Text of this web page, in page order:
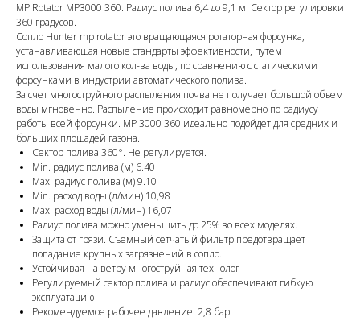
MP Rotator МР3000 360. Радиус полива 6,4 до 9,1 м. Сектор регулировки
360 градусов.
Сопло Hunter mp rotator это вращающаяся ротаторная форсунка,
устанавливающая новые стандарты эффективности, путем
использования малого кол-ва воды, по сравнению с статическими
форсунками в индустрии автоматического полива.
За счет многоструйного распыления почва не получает большой объем
воды мгновенно. Распыление происходит равномерно по радиусу
работы всей форсунки. MP 3000 360 идеально подойдет для средних и
больших площадей газона.
Сектор полива 360°. Не регулируется.
Min. радиус полива (м) 6.40
Max. радиус полива (м) 9.10
Min. расход воды (л/мин) 10,98
Max. расход воды (л/мин) 16,07
Радиус полива можно уменьшить до 25% во всех моделях.
Защита от грязи. Съемный сетчатый фильтр предотвращает
попадание крупных загрязнений в сопло.
Устойчивая на ветру многоструйная технолог
Регулируемый сектор полива и радиус обеспечивают гибкую
эксплуатацию
Рекомендуемое рабочее давление: 2,8 бар